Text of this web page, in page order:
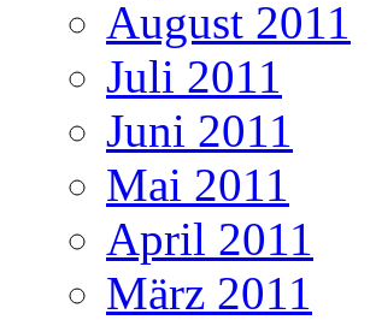
August 2011
Juli 2011
Juni 2011
Mai 2011
April 2011
März 2011